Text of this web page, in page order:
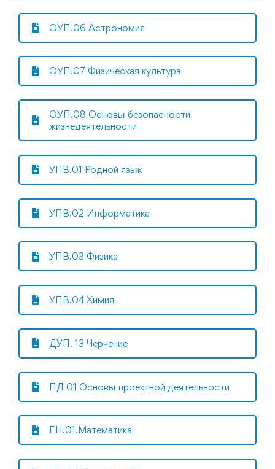
ОУП.06 Астрономия
ОУП.07 Физическая культура
ОУП.08 Основы безопасности
жизнедеятельности
УПВ.01 Родной язык
УПВ.02 Информатика
УПВ.03 Физика
УПВ.04 Химия
ДУП. 13 Черчение
ПД 01 Основы проектной деятельности
ЕН.01.Математика